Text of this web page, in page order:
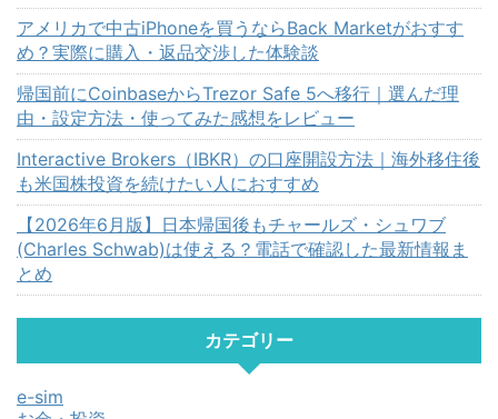
アメリカで中古iPhoneを買うならBack Marketがおすす
め？実際に購入・返品交渉した体験談
帰国前にCoinbaseからTrezor Safe 5へ移行｜選んだ理
由・設定方法・使ってみた感想をレビュー
Interactive Brokers（IBKR）の口座開設方法｜海外移住後
も米国株投資を続けたい人におすすめ
【2026年6月版】日本帰国後もチャールズ・シュワブ
(Charles Schwab)は使える？電話で確認した最新情報ま
とめ
カテゴリー
e-sim